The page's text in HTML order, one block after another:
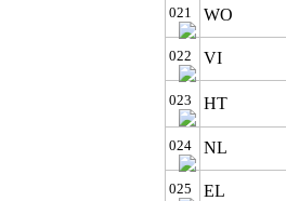
021 WO
022 VI
023 HT
024 NL
025 EL